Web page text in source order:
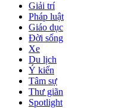
Giải trí
Pháp luật
Giáo dục
Đời sống
Xe
Du lịch
Ý kiến
Tâm sự
Thư giãn
Spotlight